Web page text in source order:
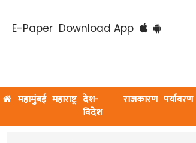
E-Paper Download App
महामुंबई महाराष्ट्र देश-
विदेश
राजकारण पर्यावरण